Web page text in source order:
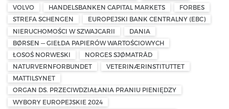
VOLVO
HANDELSBANKEN CAPITAL MARKETS
FORBES
STREFA SCHENGEN
EUROPEJSKI BANK CENTRALNY (EBC)
NIERUCHOMOŚCI W SZWAJCARII
DANIA
BØRSEN — GIEŁDA PAPIERÓW WARTOŚCIOWYCH
ŁOSOŚ NORWESKI
NORGES SJØMATRÅD
NATURVERNFORBUNDET
VETERINÆRINSTITUTTET
MATTILSYNET
ORGAN DS. PRZECIWDZIAŁANIA PRANIU PIENIĘDZY
WYBORY EUROPEJSKIE 2024